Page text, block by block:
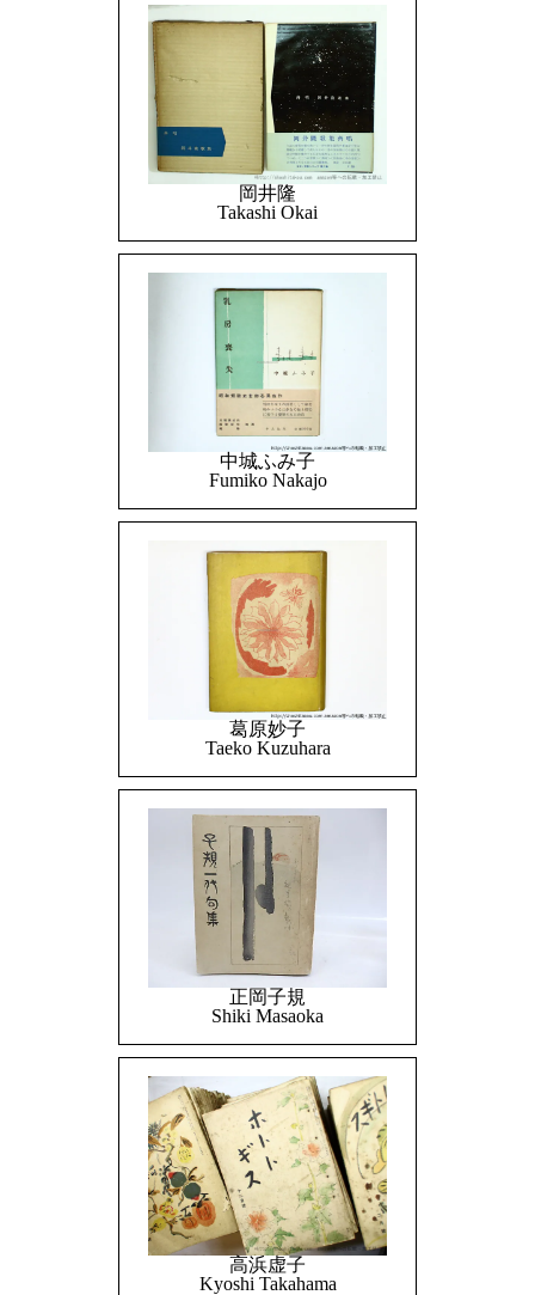
岡井隆
Takashi Okai
中城ふみ子
Fumiko Nakajo
葛原妙子
Taeko Kuzuhara
正岡子規
Shiki Masaoka
高浜虚子
Kyoshi Takahama